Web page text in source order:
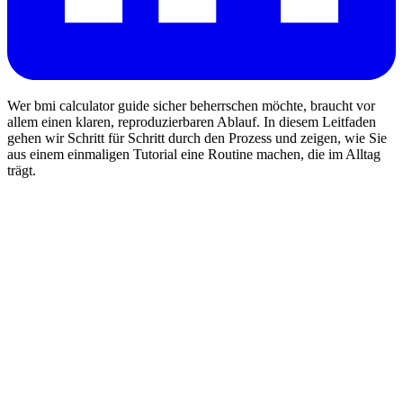
Wer bmi calculator guide sicher beherrschen möchte, braucht vor
allem einen klaren, reproduzierbaren Ablauf. In diesem Leitfaden
gehen wir Schritt für Schritt durch den Prozess und zeigen, wie Sie
aus einem einmaligen Tutorial eine Routine machen, die im Alltag
trägt.